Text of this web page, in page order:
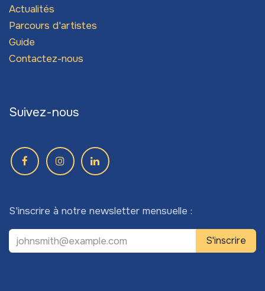
Actualités
Parcours d'artistes
Guide
Contactez-nous
Suivez-nous
S'inscrire à notre newsletter mensuelle :
S'inscrire